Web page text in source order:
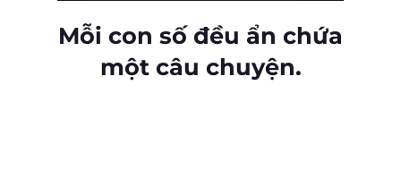
Mỗi con số đều ẩn chứa
một câu chuyện.